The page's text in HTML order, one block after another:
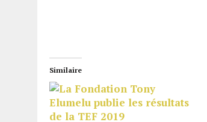
Similaire